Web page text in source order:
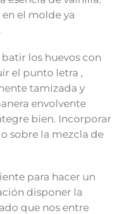
el molde ya
los huevos con
el punto letra ,
tamizada y
envolvente
bien. Incorporar
sobre la mezcla de
para hacer un
disponer la
que nos entre